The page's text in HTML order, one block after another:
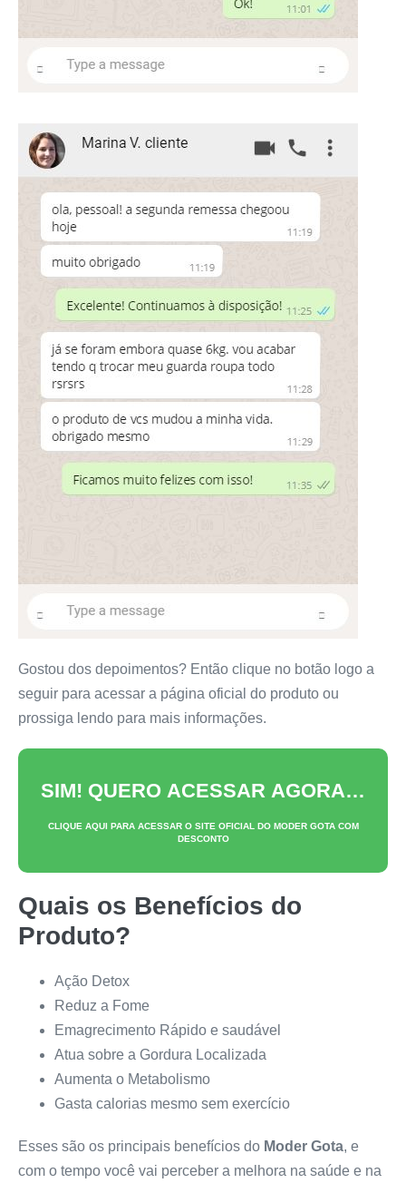
Gostou dos depoimentos? Então clique no botão logo a
seguir para acessar a página oficial do produto ou
prossiga lendo para mais informações.
SIM! QUERO ACESSAR AGORA…
CLIQUE AQUI PARA ACESSAR O SITE OFICIAL DO MODER GOTACOM
DESCONTO
Quais os Benefícios do
Produto?
Ação Detox
Reduz a Fome
Emagrecimento Rápido e saudável
Atua sobre a Gordura Localizada
Aumenta o Metabolismo
Gasta calorias mesmo sem exercício
Esses são os principais benefícios do Moder Gota, e
com o tempo você vai perceber a melhora na saúde e na